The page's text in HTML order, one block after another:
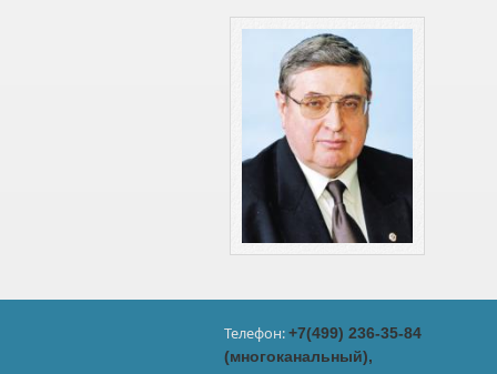
Телефон:+7(499) 236-35-84
(многоканальный),